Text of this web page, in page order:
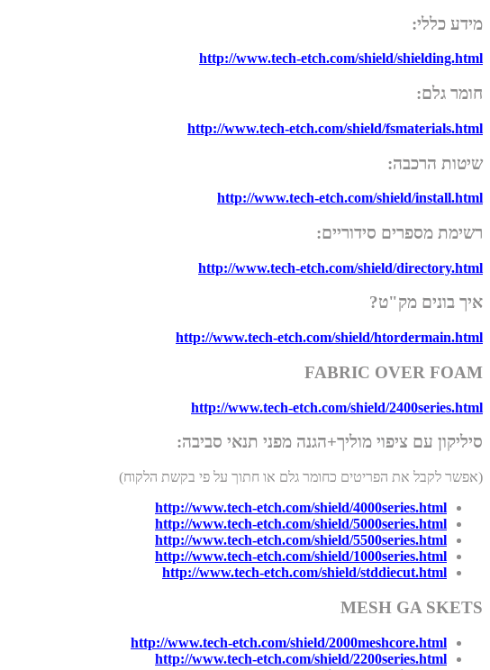
מידע כללי:
http://www.tech-etch.com/shield/shielding.html
חומר גלם:
http://www.tech-etch.com/shield/fsmaterials.html
שיטות הרכבה:
http://www.tech-etch.com/shield/install.html
רשימת מספרים סידוריים:
http://www.tech-etch.com/shield/directory.html
איך בונים מק"ט?
http://www.tech-etch.com/shield/htordermain.html
FABRIC OVER FOAM
http://www.tech-etch.com/shield/2400series.html
סיליקון עם ציפוי מוליך+הגנה מפני תנאי סביבה:
(אפשר לקבל את הפריטים כחומר גלם או חתוך על פי בקשת הלקוח)
http://www.tech-etch.com/shield/4000series.html
http://www.tech-etch.com/shield/5000series.html
http://www.tech-etch.com/shield/5500series.html
http://www.tech-etch.com/shield/1000series.html
http://www.tech-etch.com/shield/stddiecut.html
MESH GA SKETS
http://www.tech-etch.com/shield/2000meshcore.html
http://www.tech-etch.com/shield/2200series.html